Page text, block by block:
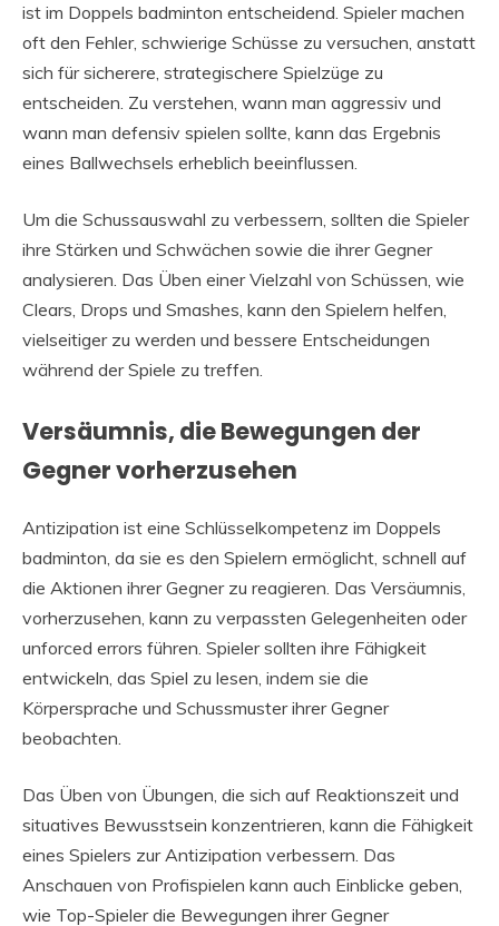
ist im Doppels badminton entscheidend. Spieler machen
oft den Fehler, schwierige Schüsse zu versuchen, anstatt
sich für sicherere, strategischere Spielzüge zu
entscheiden. Zu verstehen, wann man aggressiv und
wann man defensiv spielen sollte, kann das Ergebnis
eines Ballwechsels erheblich beeinflussen.
Um die Schussauswahl zu verbessern, sollten die Spieler
ihre Stärken und Schwächen sowie die ihrer Gegner
analysieren. Das Üben einer Vielzahl von Schüssen, wie
Clears, Drops und Smashes, kann den Spielern helfen,
vielseitiger zu werden und bessere Entscheidungen
während der Spiele zu treffen.
Versäumnis, die Bewegungen der
Gegner vorherzusehen
Antizipation ist eine Schlüsselkompetenz im Doppels
badminton, da sie es den Spielern ermöglicht, schnell auf
die Aktionen ihrer Gegner zu reagieren. Das Versäumnis,
vorherzusehen, kann zu verpassten Gelegenheiten oder
unforced errors führen. Spieler sollten ihre Fähigkeit
entwickeln, das Spiel zu lesen, indem sie die
Körpersprache und Schussmuster ihrer Gegner
beobachten.
Das Üben von Übungen, die sich auf Reaktionszeit und
situatives Bewusstsein konzentrieren, kann die Fähigkeit
eines Spielers zur Antizipation verbessern. Das
Anschauen von Profispielen kann auch Einblicke geben,
wie Top-Spieler die Bewegungen ihrer Gegner